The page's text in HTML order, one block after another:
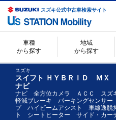
スズキ公式中古車検索サイト
車種
から探す
地域
から探す
スズキ
スイフト ＨＹＢＲＩＤ ＭＸ
ナビ
ナビ 全方位カメラ ＡＣＣ スズ
軽減ブレーキ パーキングセンサ
プ ハイビームアシスト 車線逸脱
ト シートヒーター サイド・カー